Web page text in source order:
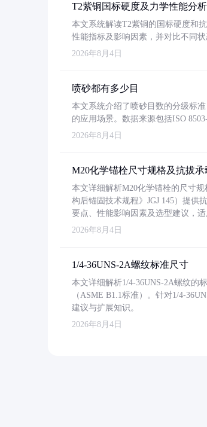
T2紫铜国标硬度及力学性能分析
本文系统解读T2紫铜的国标硬度和
性能指标及影响因素，并对比不同
2026年8月4日
喷砂都有多少目
本文系统介绍了喷砂目数的分级标
的应用场景。数据来源包括ISO
2026年8月4日
M20化学锚栓尺寸规格及抗拔
本文详细解析M20化学锚栓的尺寸
构后锚固技术规程》JGJ 145）提供
要点、性能影响因素及选型建议，适
2026年8月4日
1/4-36UNS-2A螺纹标准尺寸
本文详细解析1/4-36UNS-2A螺纹的
（ASME B1.1标准）。针对1/4-
建议与扩展知识。
2026年8月4日